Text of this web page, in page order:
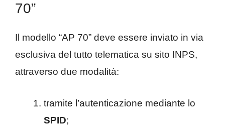
70”
Il modello “AP 70” deve essere inviato in via
esclusiva del tutto telematica su sito INPS,
attraverso due modalità:
tramite l’autenticazione mediante lo
SPID;